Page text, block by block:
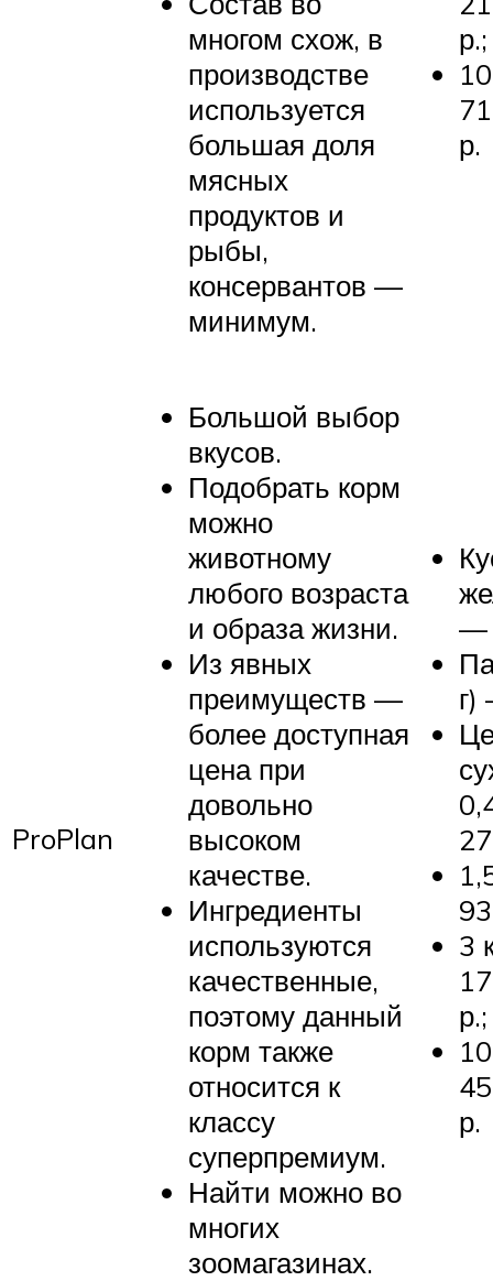
многом схож, в
производстве
используется
большая доля
мясных
продуктов и
рыбы,
консервантов —
минимум.
р.;
р.
ProPlan
Большой выбор
вкусов.
Подобрать корм
можно
животному
любого возраста
и образа жизни.
Из явных
преимуществ —
более доступная
цена при
довольно
высоком
качестве.
Ингредиенты
используются
качественные,
поэтому данный
корм также
относится к
классу
суперпремиум.
Найти можно во
многих
зоомагазинах.
—
г)
3
р.;
р.